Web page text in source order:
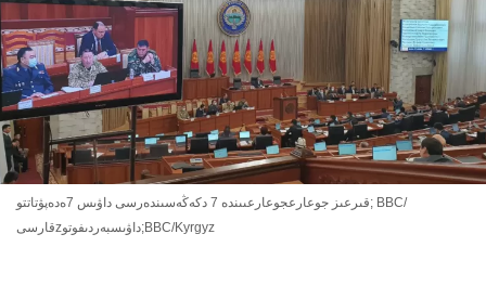
قىرعىز جوعارعجوعارعىىندە 7 دكەڭەسىندەرسى داۋىس 7ەدەپۋتاتتو; BBC/
قارسىzداۋىسبەردىفوتو;BBC/Kyrgyz